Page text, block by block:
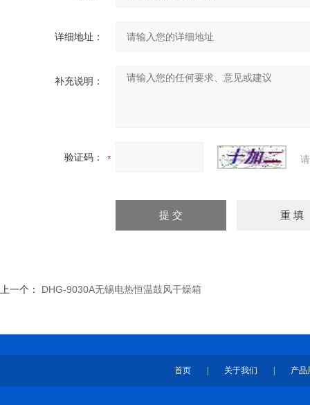
详细地址：
补充说明：
验证码：
上一个： DHG-9030A无锡电热恒温鼓风干燥箱
首页 关于我们 产品